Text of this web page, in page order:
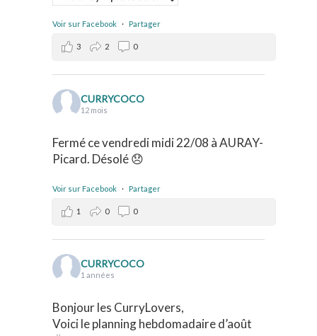
Voir sur Facebook · Partager
3 2 0
CURRYCOCO
12 mois
Fermé ce vendredi midi 22/08 à AURAY-
Picard. Désolé 😞
Voir sur Facebook · Partager
1 0 0
CURRYCOCO
1 années
Bonjour les CurryLovers,
Voici le planning hebdomadaire d’août